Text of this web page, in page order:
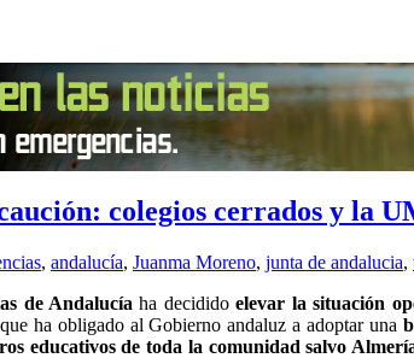
colegios cerrados y la
, andalucía, Juanma Moreno, junta de andalucia,
de Andalucía ha decididoelevar la situación
ha obligado al Gobierno andaluz a adoptar una
educativos de toda la comunidad salvo